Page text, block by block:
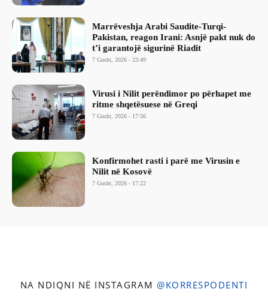
Marrëveshja Arabi Saudite-Turqi-
Pakistan, reagon Irani: Asnjë pakt nuk do
t’i garantojë sigurinë Riadit
7 Gusht, 2026 - 23:49
Virusi i Nilit perëndimor po përhapet me
ritme shqetësuese në Greqi
7 Gusht, 2026 - 17:56
Konfirmohet rasti i parë me Virusin e
Nilit në Kosovë
7 Gusht, 2026 - 17:22
NA NDIQNI NË INSTAGRAM @KORRESPODENTI